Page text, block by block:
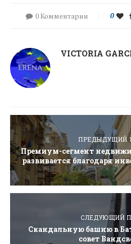
0 Комментарии 0
VICTORIA
ПРЕДЫДУЩИЙ
Премиум-сегмент
развивается благодаря
СЛЕДУЮЩИЙ
Скандальную башню в
совет